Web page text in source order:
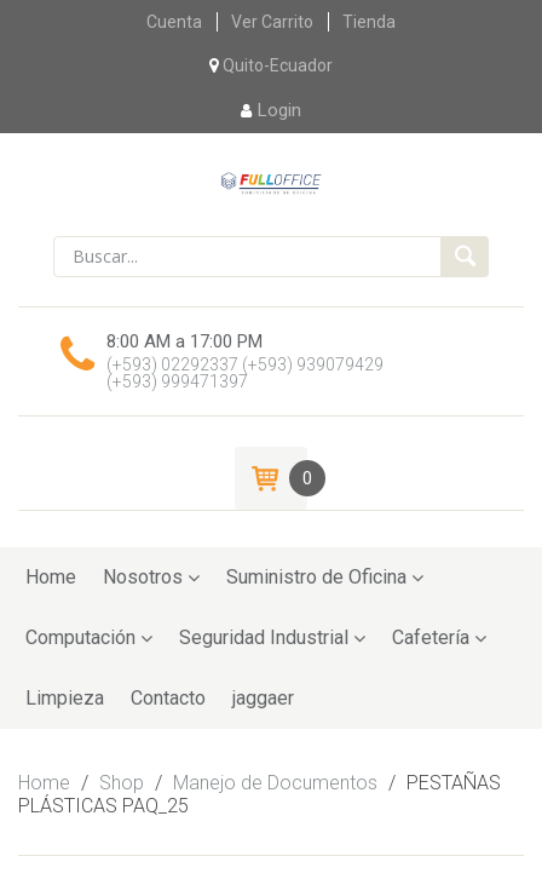
Skip
content
Cuenta Ver Carrito Tienda
Quito-Ecuador
Login
8:00 AM a 17:00 PM
(+593) 02292337 (+593) 939079429
(+593) 999471397
0
toHome Nosotros Suministro de Oficina
Computación Seguridad Industrial Cafetería
Limpieza Contacto jaggaer
Home / Shop / Manejo de Documentos / PESTAÑAS
PLÁSTICAS PAQ_25